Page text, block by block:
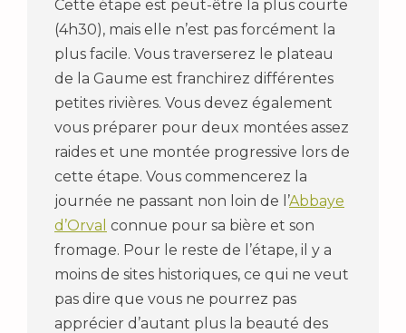
Cette étape est peut-être la plus courte
(4h30), mais elle n’est pas forcément la
plus facile. Vous traverserez le plateau
de la Gaume est franchirez différentes
petites rivières. Vous devez également
vous préparer pour deux montées assez
raides et une montée progressive lors de
cette étape. Vous commencerez la
journée ne passant non loin de l’Abbaye
d’Orval connue pour sa bière et son
fromage. Pour le reste de l’étape, il y a
moins de sites historiques, ce qui ne veut
pas dire que vous ne pourrez pas
apprécier d’autant plus la beauté des